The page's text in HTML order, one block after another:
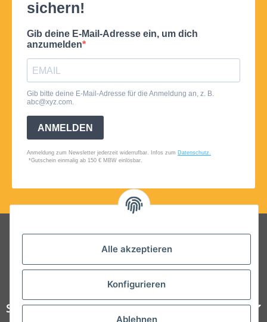
Alle akzeptieren
Konfigurieren
Ablehnen
Folgt uns auf Social Media
Steelboxx